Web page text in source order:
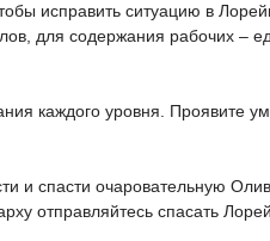
исправить ситуацию в
для содержания рабочих –
каждого уровня. Проявите
и спасти очаровательную
отправляйтесь спасать